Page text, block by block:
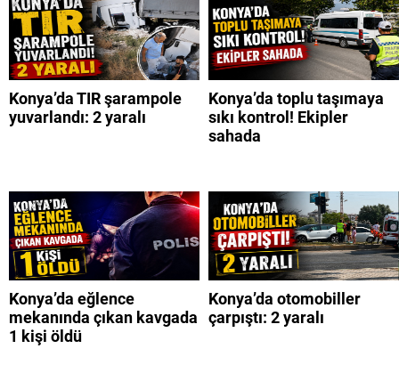
Konya’da TIR şarampole
yuvarlandı: 2 yaralı
Konya’da toplu taşımaya
sıkı kontrol! Ekipler
sahada
Konya’da eğlence
mekanında çıkan kavgada
1 kişi öldü
Konya’da otomobiller
çarpıştı: 2 yaralı